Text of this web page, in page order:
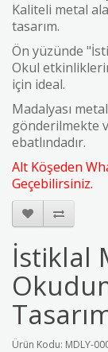
Kaliteli metal
tasarım.
Ön yüzünde
Okul
için ideal.
Madalyası
gönderilmekte
ebatlındadır.
Alt Köşeden
Geçebilirsiniz.
İstiklal
Ürün Kodu: MDLY-